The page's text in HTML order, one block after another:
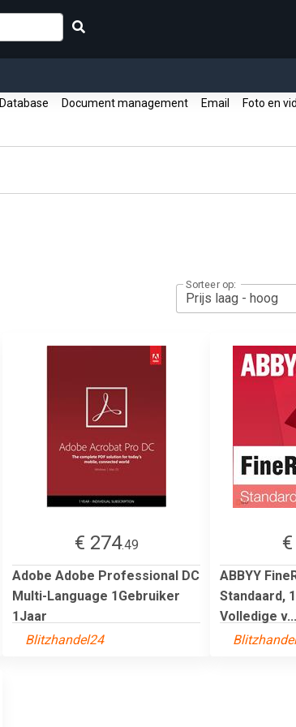
Database Document management Email Foto en
Sorteer op:
€ 274.49
Adobe Adobe Professional DC
Multi-Language 1Gebruiker
1Jaar
Blitzhandel24
ABBYY
Standaard,
Volledige v...